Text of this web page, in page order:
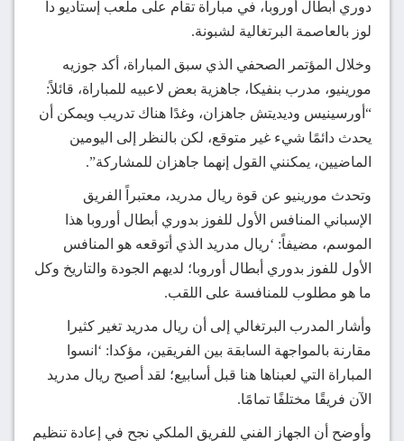
دوري أبطال أوروبا، في مباراة تقام على ملعب إستاديو دا
لوز بالعاصمة البرتغالية لشبونة.
وخلال المؤتمر الصحفي الذي سبق المباراة، أكد جوزيه
مورينيو، مدرب بنفيكا، جاهزية بعض لاعبيه للمباراة، قائلاً:
“أورسينيس وديديتش جاهزان، وغدًا هناك تدريب ويمكن أن
يحدث دائمًا شيء غير متوقع، لكن بالنظر إلى اليومين
الماضيين، يمكنني القول إنهما جاهزان للمشاركة”.
وتحدث مورينيو عن قوة ريال مدريد، معتبراً الفريق
الإسباني المنافس الأول للفوز بدوري أبطال أوروبا هذا
الموسم، مضيفاً: ‘ريال مدريد الذي أتوقعه هو المنافس
الأول للفوز بدوري أبطال أوروبا؛ لديهم الجودة والتاريخ وكل
ما هو مطلوب للمنافسة على اللقب.
وأشار المدرب البرتغالي إلى أن ريال مدريد تغير كثيرا
مقارنة بالمواجهة السابقة بين الفريقين، مؤكدا: ‘انسوا
المباراة التي لعبناها هنا قبل أسابيع؛ لقد أصبح ريال مدريد
الآن فريقًا مختلفًا تمامًا.
وأوضح أن الجهاز الفني للفريق الملكي نجح في إعادة تنظيم